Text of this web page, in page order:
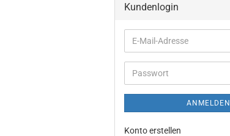
Kundenlogin
E-
Mail-
Adresse
Passwort
ANMELDEN
Konto erstellen